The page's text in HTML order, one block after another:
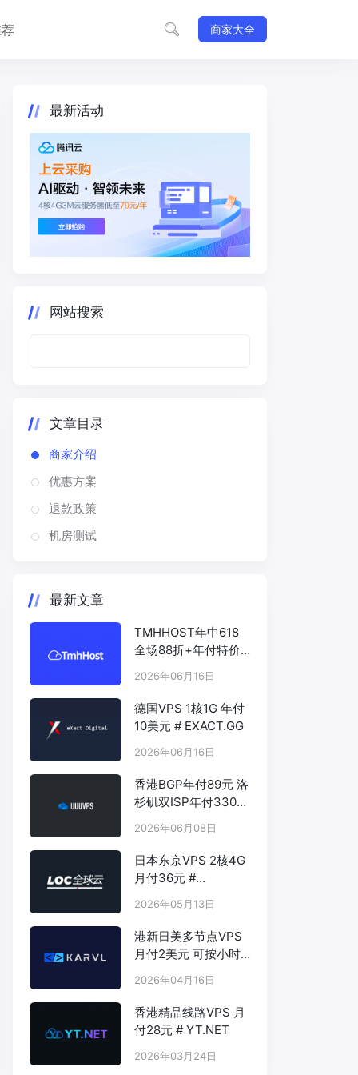
商家大全
最新活动
网站搜索
文章目录
商家介绍
优惠方案
退款政策
机房测试
最新文章
TMHHOST年中618
全场88折+年付特价
2026年06月16日
德国VPS 1核1G 年付
10美元 # EXACT.GG
2026年06月16日
香港BGP年付89元 洛
杉矶双ISP年付330元
2026年06月08日
日本东京VPS 2核4G
月付36元 #
2026年05月13日
港新日美多节点VPS
月付2美元 可按小时
2026年04月16日
香港精品线路VPS 月
付28元 # YT.NET
2026年03月24日